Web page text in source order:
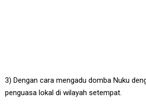
3) Dengan cara mengadu domba Nuku
penguasa lokal di wilayah setempat.